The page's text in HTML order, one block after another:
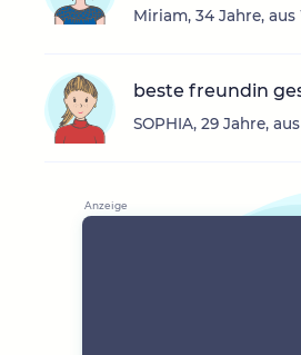
Miriam, 34 Jahre,
beste freundin
SOPHIA, 29 Jahre,